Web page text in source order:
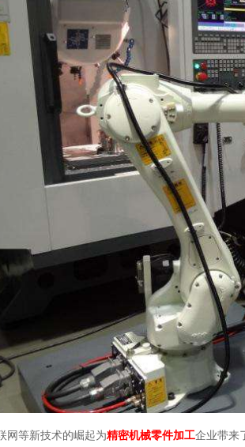
网等新技术的崛起为精密机械零件加工企业带来